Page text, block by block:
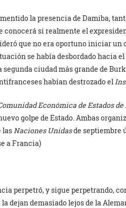
la presencia de Damiba,
conocerá si realmente el
que no era oportuno iniciar un
se había desbordado hacia
segunda ciudad más grande de
habían destrozado el
Económica de Estados
golpe de Estado. Ambas
lasNaciones Unidasde septiembre
a Francia)
perpetró, y sigue perpetrando,
dejan demasiado lejos de la